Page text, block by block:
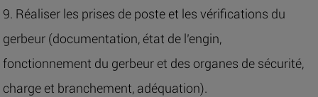
9. Réaliser les prises de poste et les vérifications du
gerbeur (documentation, état de l’engin,
fonctionnement du gerbeur et des organes de sécurité,
charge et branchement, adéquation).